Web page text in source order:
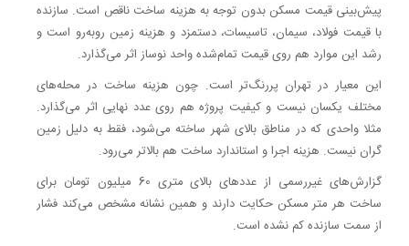
پیش‌بینی قیمت مسکن بدون توجه به هزینه ساخت ناقص است. سازنده
با قیمت فولاد، سیمان، تاسیسات، دستمزد و هزینه زمین روبه‌رو است و
رشد این موارد هم روی قیمت تمام‌شده واحد نوساز اثر می‌گذارد.
این معیار در تهران پررنگ‌تر است. چون هزینه ساخت در محله‌های
مختلف یکسان نیست و کیفیت پروژه هم روی عدد نهایی اثر می‌گذارد.
مثلا واحدی که در مناطق بالای شهر ساخته می‌شود، فقط به دلیل زمین
گران نیست. هزینه اجرا و استاندارد ساخت هم بالاتر می‌رود.
گزارش‌های غیررسمی از عددهای بالای متری 60 میلیون تومان برای
ساخت هر متر مسکن حکایت دارند و همین نشانه مشخص می‌کند فشار
از سمت سازنده کم نشده است.